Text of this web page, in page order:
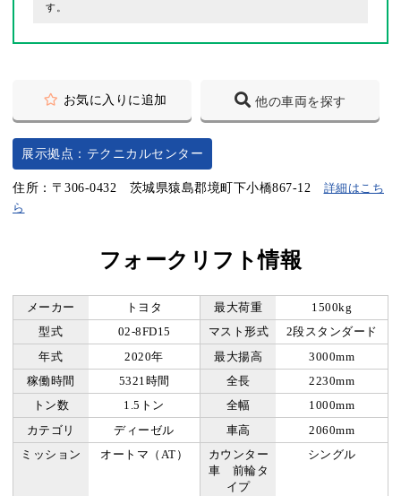
展示拠点：テクニカルセンター
住所：〒306-0432 茨城県猿島郡境町下小橋867-12 詳細はこち
ら
フォークリフト情報
メーカー トヨタ 最大荷重
1500kg
型式
02-8FD15 マスト形式
2段スタンダード
年式
2020年 最大揚高
3000mm
稼働時間
5321時間 全長
2230mm
トン数
1.5トン 全幅
1000mm
カテゴリ
ディーゼル 車高
2060mm
ミッション
オートマ（AT）
カウンター
車 前輪タ
イプ
シングル
す。
お気に入りに追加 他の車両を探す